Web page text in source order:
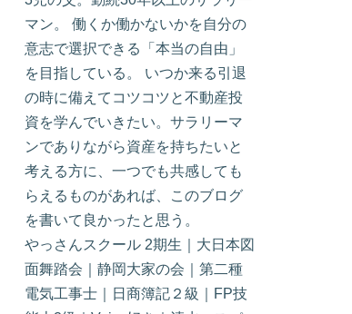
マン。 働くか働かないかを自分の
意志で選択できる「本当の自由」
を目指している。 いつか来る引退
の時に備えてコツコツと不動産投
資を学んでいきたい。サラリーマ
ンでありながら資産を持ちたいと
考える方に、一つでも共感しても
らえるものがあれば、このブログ
を書いて良かったと思う。
やっさんスクール 2期生｜大日本図
面舞踏会｜静岡大家の会｜第二種
電気工事士｜日商簿記２級｜FP技